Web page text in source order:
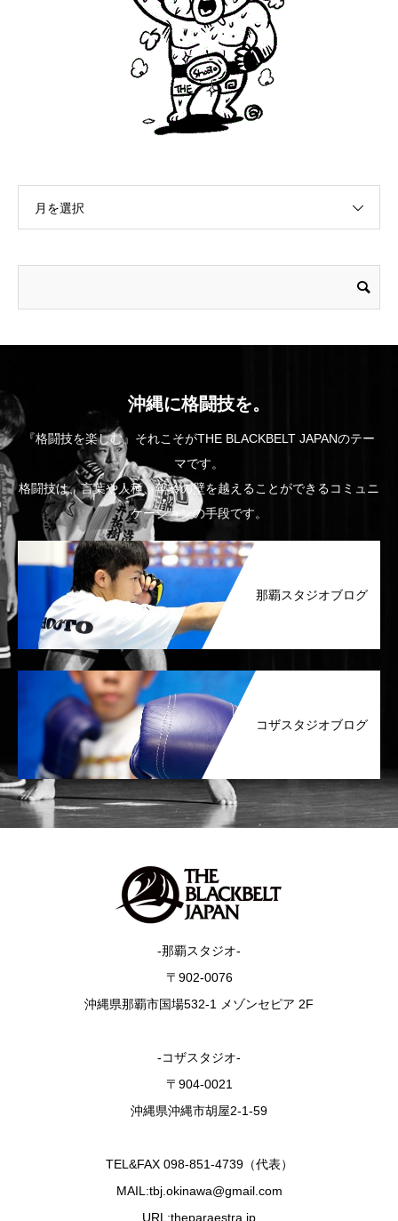
月を選択
沖縄に格闘技を。
『格闘技を楽しむ』それこそがTHE BLACKBELT JAPANのテー
マです。
格闘技は、言葉や人種、年齢の壁を越えることができるコミュニ
ケーションの手段です。
那覇スタジオブログ
コザスタジオブログ
-那覇スタジオ-
〒902-0076
沖縄県那覇市国場532-1 メゾンセピア 2F
-コザスタジオ-
〒904-0021
沖縄県沖縄市胡屋2-1-59
TEL&FAX 098-851-4739（代表）
MAIL:tbj.okinawa@gmail.com
URL:theparaestra.jp